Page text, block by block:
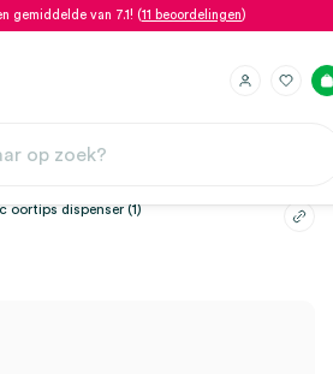
gemiddelde van 7.1! (11 beoordelingen)
oortips dispenser (1)